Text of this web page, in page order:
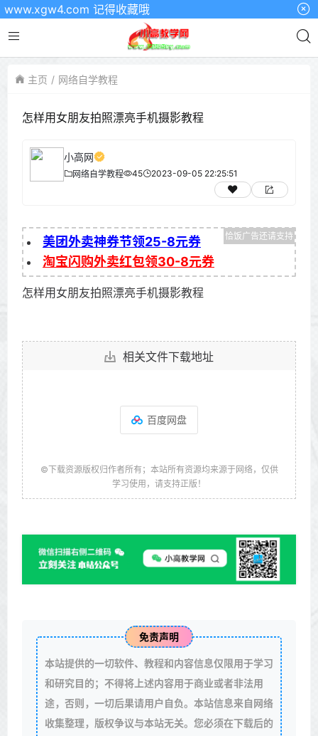
记得收藏哦
主页 网络自学教程
怎样用女朋友拍照漂亮手机摄影教程
小高网
网络自学教程 45 2023-09-05 22:25:51
美团外卖神券节领25-8元券
淘宝闪购外卖红包领30-8元券
怎样用女朋友拍照漂亮手机摄影教程
相关文件下载地址
百度网盘
©下载资源版权归作者所有；本站所有资源均来源于网络，仅供
学习使用，请支持正版！
免责声明
本站提供的一切软件、教程和内容信息仅限用于学习
和研究目的；不得将上述内容用于商业或者非法用
途，否则，一切后果请用户自负。本站信息来自网络
收集整理，版权争议与本站无关。您必须在下载后的